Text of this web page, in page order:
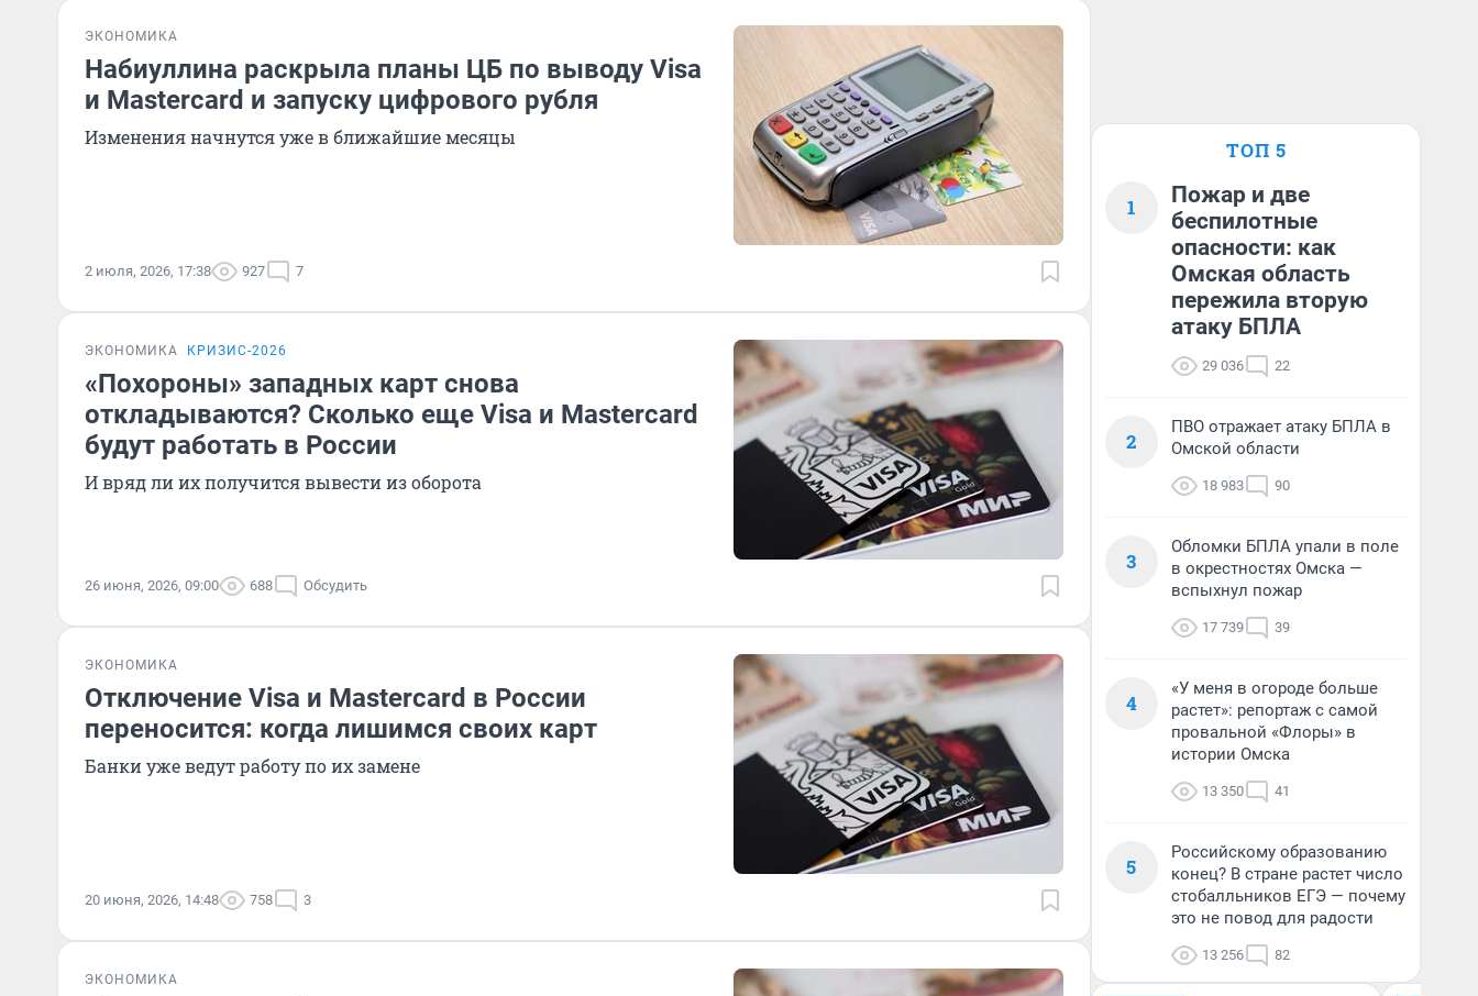
ЭКОНОМИКА
Набиуллина раскрыла планы ЦБ по выводу Visa
и Mastercard и запуску цифрового рубля
Изменения начнутся уже в ближайшие месяцы
2 июля, 2026, 17:38 927 7
ЭКОНОМИКА КРИЗИС-2026
«Похороны» западных карт снова
откладываются? Сколько еще Visa и Mastercard
будут работать в России
И вряд ли их получится вывести из оборота
26 июня, 2026, 09:00 688 Обсудить
ЭКОНОМИКА
Отключение Visa и Mastercard в России
переносится: когда лишимся своих карт
Банки уже ведут работу по их замене
20 июня, 2026, 14:48 758 3
ЭКОНОМИКА
ТОП 5
1
Пожар и две
беспилотные
опасности: как
Омская область
пережила вторую
атаку БПЛА
29 036 22
2
ПВО отражает атаку БПЛА в
Омской области
18 983 90
3
Обломки БПЛА упали в поле
в окрестностях Омска —
вспыхнул пожар
17 739 39
4
«У меня в огороде больше
растет»: репортаж с самой
провальной «Флоры» в
истории Омска
13 350 41
5
Российскому образованию
конец? В стране растет число
стобалльников ЕГЭ — почему
это не повод для радости
13 256 82